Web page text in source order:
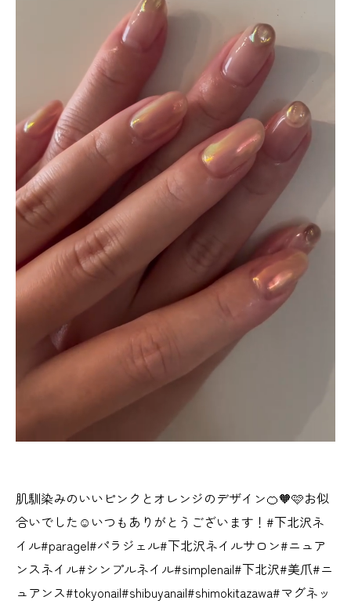
肌馴染みのいいピンクとオレンジのデザイン🍊🧡🩷お似
合いでした☺️いつもありがとうございます！#下北沢ネ
イル#paragel#パラジェル#下北沢ネイルサロン#ニュア
ンスネイル#シンプルネイル#simplenail#下北沢#美爪#ニ
ュアンス#tokyonail#shibuyanail#shimokitazawa#マグネッ